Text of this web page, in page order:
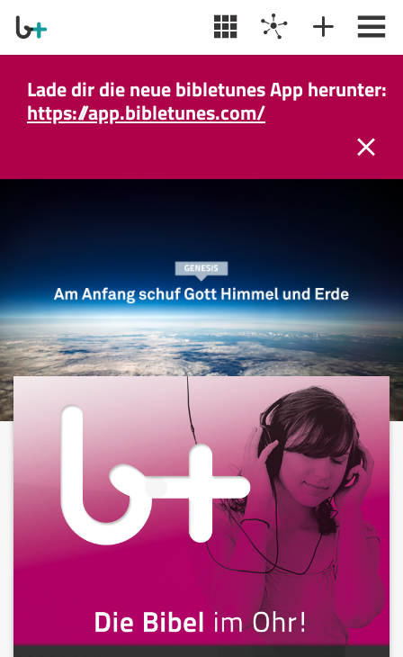
Lade dir die neue bibletunes App herunter:
https://app.bibletunes.com/